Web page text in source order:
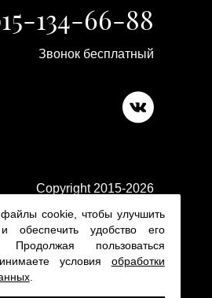
134-66-88
Звонок бесплатный
Copyright 2015-2026
магазине Platina 24
cookie, чтобы улучшить
обеспечить удобство его
Продолжая пользоваться
условия обработки
.